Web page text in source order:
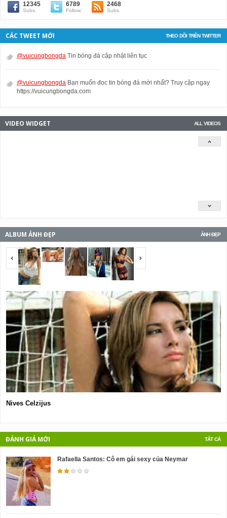
12345
Subs.
6789
Follow.
2468
Subs.
THEO DÕI TRÊN TWITTER
CÁC TWEET MỚI
@vuicungbongda Tin bóng đá cập nhật liên tục
@vuicungbongda Bạn muốn đọc tin bóng đá mới nhất? Truy cập ngay
https://vuicungbongda.com
ALL VIDEOS
VIDEO WIDGET
ẢNH ĐẸP
ALBUM ẢNH ĐẸP
<span></span>
Nives Celzijus
TẤT CẢ
ĐÁNH GIÁ MỚI
Rafaella Santos: Cô em gái sexy của Neymar